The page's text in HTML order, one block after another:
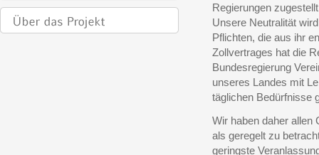
Regierungen
Unsere Neutralität
Pflichten, die aus ihr
Zollvertrages hat die
Bundesregierung
unseres Landes mit
täglichen Bedürfnisse
Wir haben daher allen
als geregelt zu
geringste